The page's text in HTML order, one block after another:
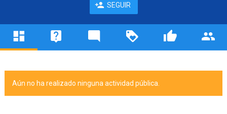
SEGUIR
Aún no ha realizado ninguna actividad pública.